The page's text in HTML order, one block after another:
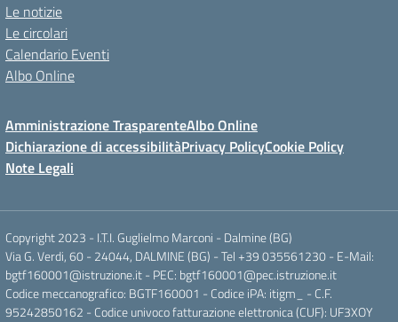
Le notizie
Le circolari
Calendario Eventi
Albo Online
Amministrazione TrasparenteAlbo Online
Dichiarazione di accessibilitàPrivacy PolicyCookie Policy
Note Legali
Copyright 2023 - I.T.I. Guglielmo Marconi - Dalmine (BG)
Via G. Verdi, 60 - 24044, DALMINE (BG) - Tel +39 035561230 - E-Mail:
bgtf160001@istruzione.it - PEC: bgtf160001@pec.istruzione.it
Codice meccanografico: BGTF160001 - Codice iPA: itigm_ - C.F.
95242850162 - Codice univoco fatturazione elettronica (CUF): UF3XOY